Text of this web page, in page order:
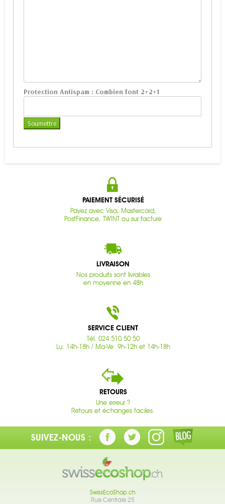
Protection Antispam : Combien font 2+2+1
PAIEMENT SÉCURISÉ
Payez avec Visa, Mastercard,
PostFinance, TWINT ou sur facture
LIVRAISON
Nos produits sont livrables
en moyenne en 48h
SERVICE CLIENT
Tél. 024 510 50 50
Lu: 14h-18h / Ma-Ve: 9h-12h et 14h-18h
RETOURS
Une erreur ?
Retours et échanges faciles.
SUIVEZ-NOUS :
SwissEcoShop.ch
Rue Centrale 25